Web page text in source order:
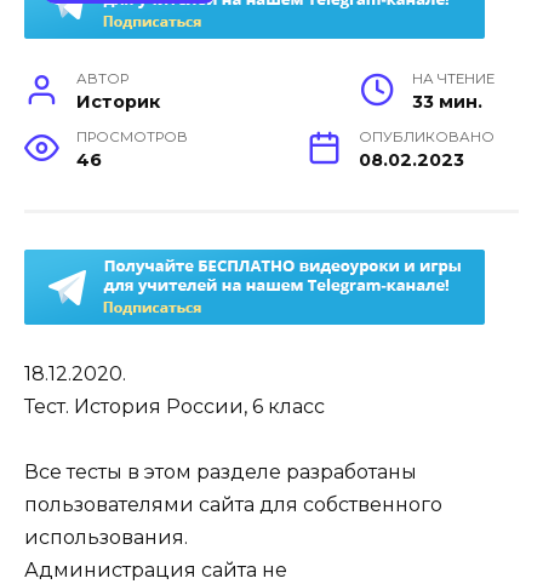
АВТОР
Историк
НА ЧТЕНИЕ
33 мин.
ПРОСМОТРОВ
46
ОПУБЛИКОВАНО
08.02.2023
18.12.2020.
Тест. История России, 6 класс
Все тесты в этом разделе разработаны
пользователями сайта для собственного
использования.
Администрация сайта не